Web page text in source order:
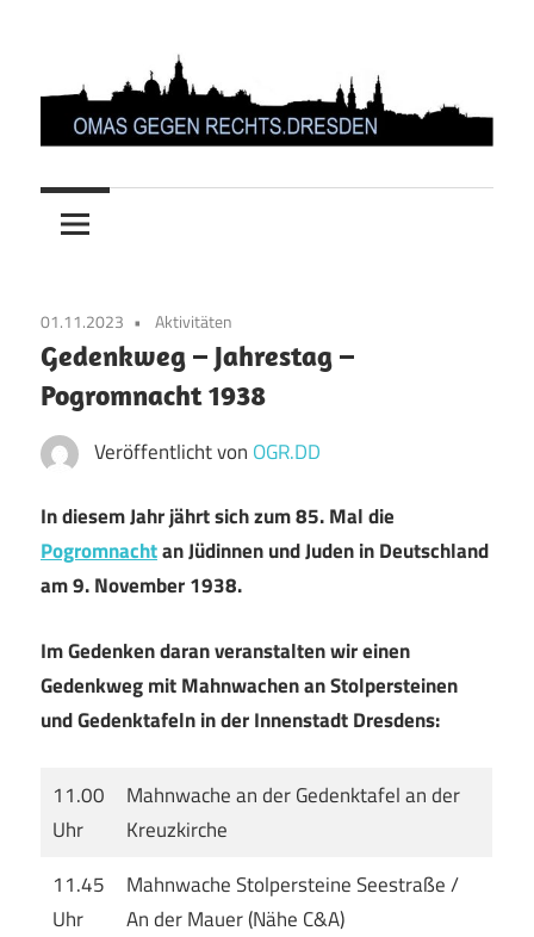
springen
OMAS
GEGEN
RECHTS.DRESDEN
01.11.2023 Aktivitäten
Gedenkweg – Jahrestag –
Pogromnacht 1938
Veröffentlicht von OGR.DD
In diesem Jahr jährt sich zum 85. Mal die
Pogromnachtan Jüdinnen und Juden in Deutschland
am 9. November 1938.
Im Gedenken daran veranstalten wir einen
Gedenkweg mit Mahnwachen an Stolpersteinen
und Gedenktafeln in der Innenstadt Dresdens:
11.00
Uhr
Mahnwache an der Gedenktafel an der
Kreuzkirche
11.45
Uhr
Mahnwache Stolpersteine Seestraße /
An der Mauer (Nähe C&A)